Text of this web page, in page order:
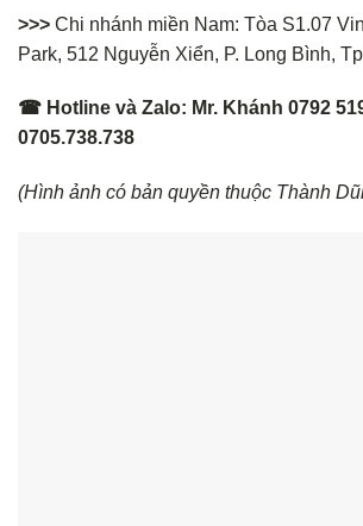
>>> Chi nhánh miền Nam: Tòa S1.07
Park, 512 Nguyễn Xiển, P. Long Bình,
☎ Hotline và Zalo: Mr. Khánh 0792
0705.738.738
(Hình ảnh có bản quyền thuộc Thành